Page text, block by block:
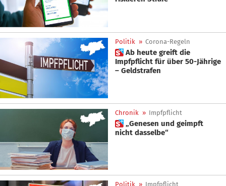
Politik » Corona-Regeln
 Ab heute greift die
Impfpflicht für über 50-Jährige
– Geldstrafen
Chronik » Impfpflicht
 „Genesen und geimpft
nicht dasselbe“
Politik » Impfpflicht